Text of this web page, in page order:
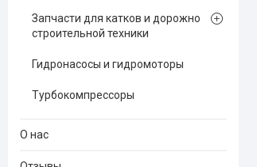
Запчасти для катков и дорожно
строительной техники
Гидронасосы и гидромоторы
Турбокомпрессоры
О нас